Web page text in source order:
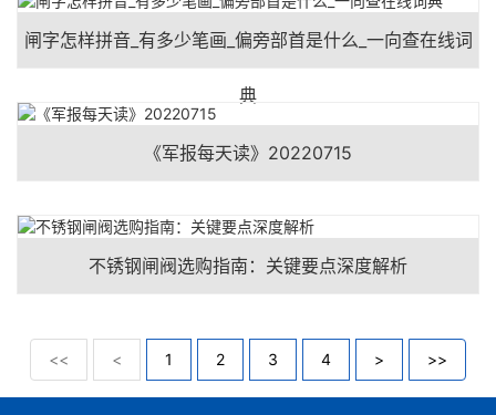
闸字怎样拼音_有多少笔画_偏旁部首是什么_一向查在线词
典
《军报每天读》20220715
不锈钢闸阀选购指南：关键要点深度解析
<< < 1 2 3 4 > >>